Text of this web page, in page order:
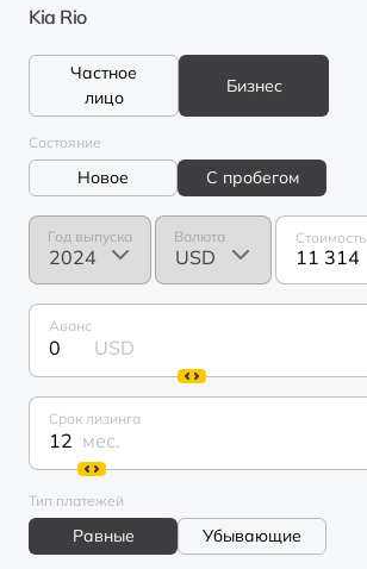
Kia Rio
Частное
лицо
Бизнес
Состояние
Новое С пробегом
Год выпуска Валюта Стоимость
11 314
Аванс
0 USD
Срок лизинга
мес.
Тип платежей
Равные Убывающие